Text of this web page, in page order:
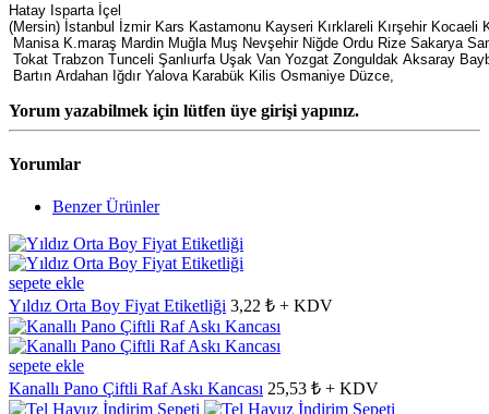
Hatay Isparta İçel
(Mersin) İstanbul İzmir Kars Kastamonu Kayseri Kırklareli Kırşehir Kocaeli
Manisa K.maraş Mardin Muğla Muş Nevşehir Niğde Ordu Rize Sakarya
Tokat Trabzon Tunceli Şanlıurfa Uşak Van Yozgat Zonguldak Aksaray
Bartın Ardahan Iğdır Yalova Karabük Kilis Osmaniye Düzce,
Yorum yazabilmek için lütfen üye girişi yapınız.
Yorumlar
Benzer Ürünler
sepete ekle
Yıldız Orta Boy Fiyat Etiketliği 3,22 ₺ + KDV
sepete ekle
Kanallı Pano Çiftli Raf Askı Kancası 25,53 ₺ + KDV